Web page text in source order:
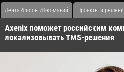
Лента блогов ИТ-команий Проекты и
Axenix поможет российским
локализовывать TMS-решения